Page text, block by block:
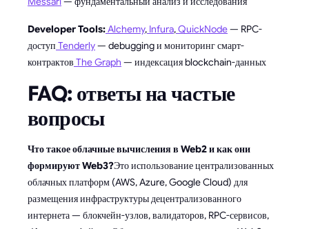
Developer Tools:Alchemy, Infura,QuickNode— RPC-
доступ Tenderly— debugging и мониторинг смарт-
контрактов The Graph — индексация blockchain-данных
FAQ: ответы на частые
вопросы
Что такое облачные вычисления в Web2 и как они
формируют Web3?Это использование централизованных
облачных платформ (AWS, Azure, Google Cloud) для
размещения инфраструктуры децентрализованного
интернета — блокчейн-узлов, валидаторов, RPC-сервисов,